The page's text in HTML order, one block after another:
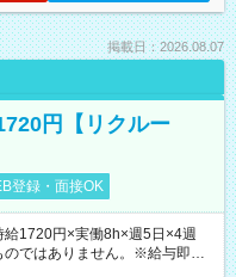
掲載日：2026.08.07
円【リクルー
登録・面接OK
1720円×実働8h×週5日×4週
ではありません。※給与即受
）